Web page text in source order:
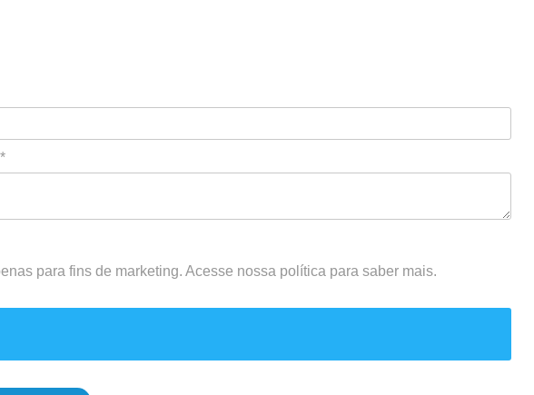
para fins de marketing. Acesse nossa política para saber mais.